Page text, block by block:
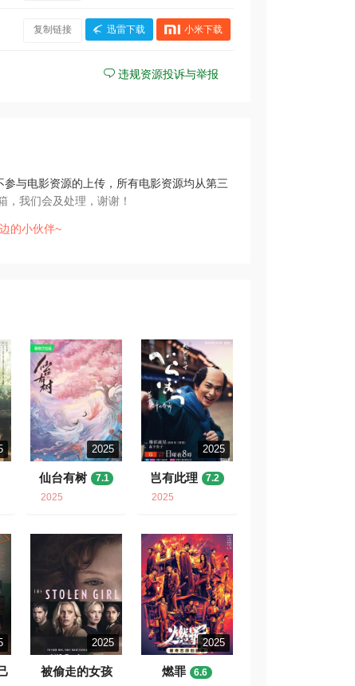
复制链接 迅雷下载 小米下载
违规资源投诉与举报
与电影资源的上传，所有电影资源均从第三
我们会及处理，谢谢！
的小伙伴~
2025
仙台有树
7.1
2025
2025
岂有此理
7.2
2025
2025
被偷走的女孩
2025
燃罪
6.6